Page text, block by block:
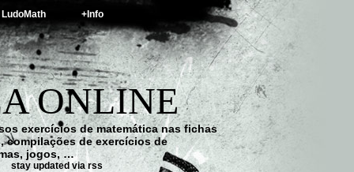
LudoMath +Info
ONLINE
exercícios de matemática nas fichas
compilações de exercícios de
jogos, …
stay updated via rss